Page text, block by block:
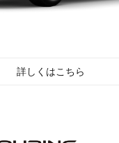
詳しくはこちら